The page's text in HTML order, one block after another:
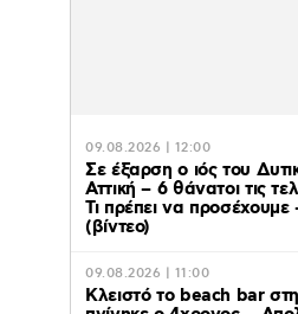
09.08.2026 | 12:00
Σε έξαρση ο ιός του
Αττική – 6 θάνατοι τις
Τι πρέπει να
(βίντεο)
09.08.2026 | 11:00
Κλειστό το beach bar